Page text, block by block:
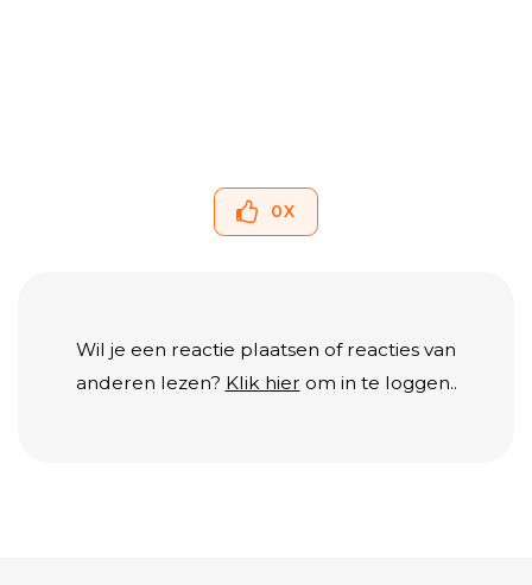
0X
Wil je een reactie plaatsen of reacties van
anderen lezen? Klik hier om in te loggen..